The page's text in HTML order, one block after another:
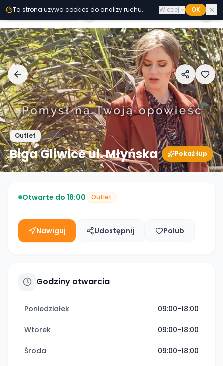
Przejdz do tresci
SecondHandy
Outlet
Biga Gliwice ul. Młyńska Pokaż łup
Otwarte do 18:00 Outlet
Nawiguj Udostępnij Polub
Godziny otwarcia
Poniedziałek 09:00-18:00
Wtorek 09:00-18:00
Środa 09:00-18:00
Ta strona uzywa cookies do analizy ruchu. Wiecej OK